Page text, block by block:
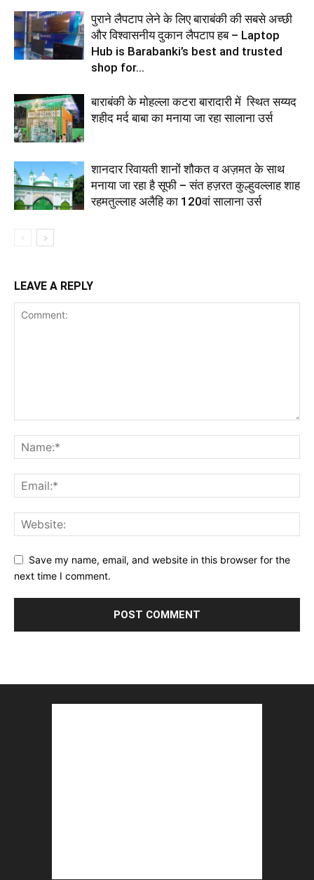
पुराने लैपटाप लेने के लिए बाराबंकी की सबसे अच्छी
और विश्वासनीय दुकान लैपटाप हब – Laptop
Hub is Barabanki’s best and trusted
shop for...
बाराबंकी के मोहल्ला कटरा बारादारी में स्थित सय्यद
शहीद मर्द बाबा का मनाया जा रहा सालाना उर्स
शानदार रिवायती शानों शौकत व अज़मत के साथ
मनाया जा रहा है सूफी – संत हज़रत कुल्हुवल्लाह शाह
रहमतुल्लाह अलैहि का 120वां सालाना उर्स
LEAVE A REPLY
Save my name, email, and website in this browser for the
next time I comment.